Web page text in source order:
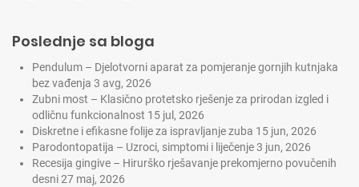
Poslednje sa bloga
Pendulum – Djelotvorni aparat za pomjeranje gornjih kutnjaka
bez vađenja 3 avg, 2026
Zubni most – Klasično protetsko rješenje za prirodan izgled i
odličnu funkcionalnost 15 jul, 2026
Diskretne i efikasne folije za ispravljanje zuba 15 jun, 2026
Parodontopatija – Uzroci, simptomi i liječenje3 jun, 2026
Recesija gingive – Hirurško rješavanje prekomjerno povučenih
desni27 maj, 2026